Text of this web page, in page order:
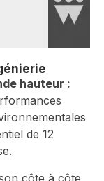
hauteur :
de 12
côte à côte